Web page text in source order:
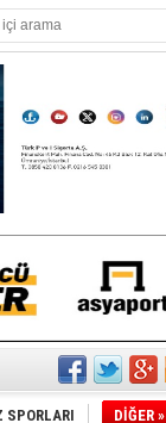
SPORLARI DİĞER »